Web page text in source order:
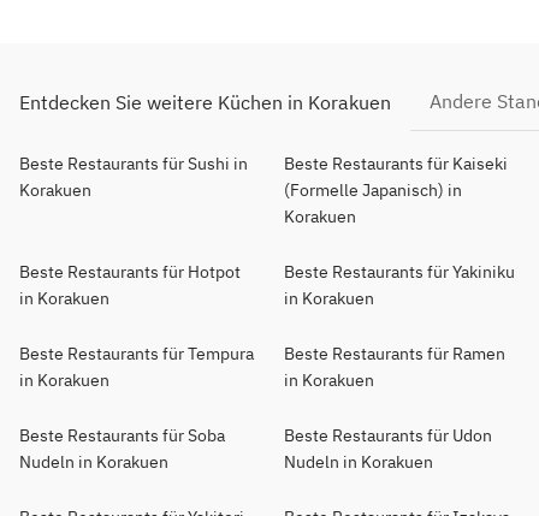
Entdecken Sie weitere Küchen in Korakuen Andere
Beste Restaurants für Sushi in
Korakuen
Beste Restaurants für Kaiseki
(Formelle Japanisch) in
Korakuen
Beste Restaurants für Hotpot
in Korakuen
Beste Restaurants für Yakiniku
in Korakuen
Beste Restaurants für Tempura
in Korakuen
Beste Restaurants für Ramen
in Korakuen
Beste Restaurants für Soba
Nudeln in Korakuen
Beste Restaurants für Udon
Nudeln in Korakuen